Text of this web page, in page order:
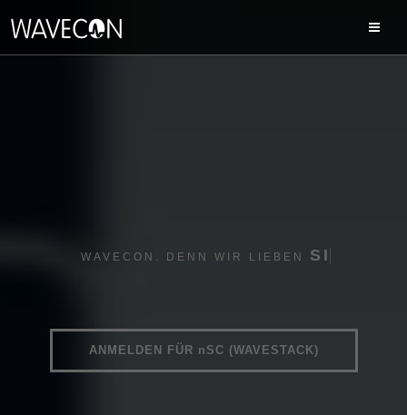
WAVECON. DENN WIR LIEBENS C H
ANMELDEN FÜR nSC (WAVESTACK)